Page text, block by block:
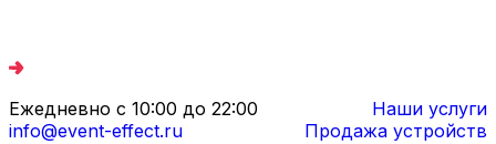
Ежедневно с 10:00 до 22:00
info@event-effect.ru
Наши услуги
Продажа устройств